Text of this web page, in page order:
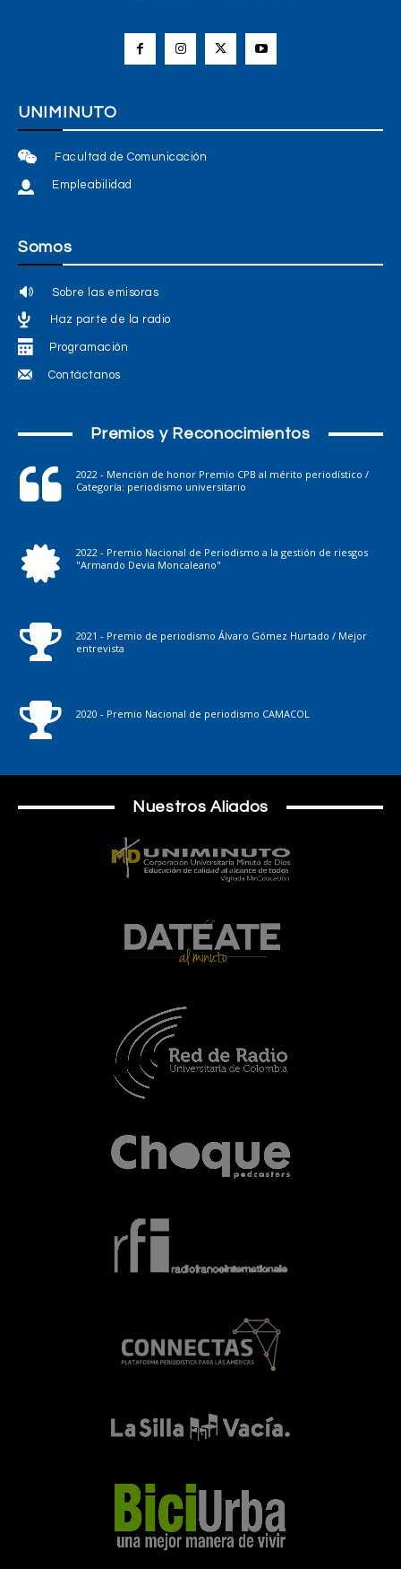
UNIMINUTO
Facultad de Comunicación
Empleabilidad
Somos
Sobre las emisoras
Haz parte de la radio
Programación
Contáctanos
Premios y Reconocimientos
2022 - Mención de honor Premio CPB al mérito periodístico /
Categoría: periodismo universitario
2022 - Premio Nacional de Periodismo a la gestión de riesgos
"Armando Devia Moncaleano"
2021 - Premio de periodismo Álvaro Gómez Hurtado / Mejor
entrevista
2020 - Premio Nacional de periodismo CAMACOL
Nuestros Aliados